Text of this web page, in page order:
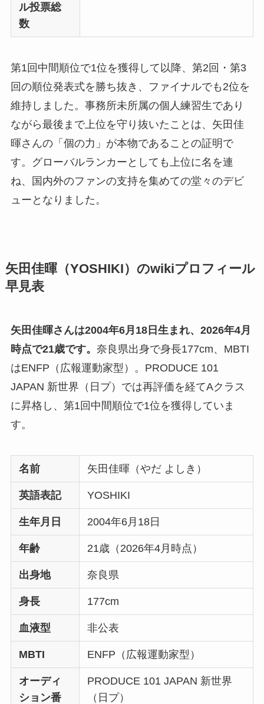
ル投票総
数
第1回中間順位で1位を獲得して以降、第2回・第3
回の順位発表式を勝ち抜き、ファイナルでも2位を
維持しました。事務所未所属の個人練習生であり
ながら最後まで上位を守り抜いたことは、矢田佳
暉さんの「個の力」が本物であることの証明で
す。グローバルランカーとしても上位に名を連
ね、国内外のファンの支持を集めての堂々のデビ
ューとなりました。
矢田佳暉（YOSHIKI）のwikiプロフィール
早見表
矢田佳暉さんは2004年6月18日生まれ、2026年4月
時点で21歳です。 奈良県出身で身長177cm、MBTI
はENFP（広報運動家型）。PRODUCE 101
JAPAN 新世界（日プ）では再評価を経てAクラス
に昇格し、第1回中間順位で1位を獲得していま
す。
名前 矢田佳暉（やだ よしき）
英語表記 YOSHIKI
生年月日 2004年6月18日
年齢 21歳（2026年4月時点）
出身地 奈良県
身長 177cm
血液型 非公表
MBTI ENFP（広報運動家型）
オーディ
ション番
PRODUCE 101 JAPAN 新世界
（日プ）